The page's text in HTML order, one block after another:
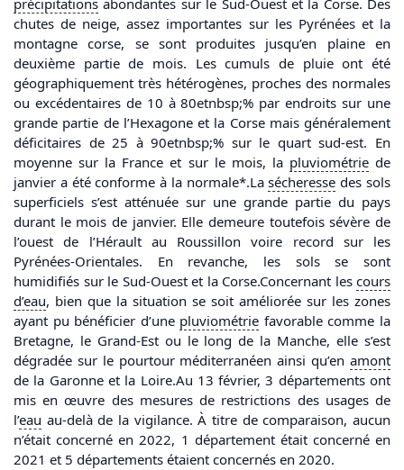
précipitations abondantes sur le Sud-Ouest et la Corse. Des
chutes de neige, assez importantes sur les Pyrénées et la
montagne corse, se sont produites jusqu’en plaine en
deuxième partie de mois. Les cumuls de pluie ont été
géographiquement très hétérogènes, proches des normales
ou excédentaires de 10 à 80etnbsp;% par endroits sur une
grande partie de l’Hexagone et la Corse mais généralement
déficitaires de 25 à 90etnbsp;% sur le quart sud-est. En
moyenne sur la France et sur le mois, la pluviométriede
janvier a été conforme à la normale*.Lasécheresse des sols
superficiels s’est atténuée sur une grande partie du pays
durant le mois de janvier. Elle demeure toutefois sévère de
l’ouest de l’Hérault au Roussillon voire record sur les
Pyrénées-Orientales. En revanche, les sols se sont
humidifiés sur le Sud-Ouest et la Corse.Concernant les cours
d’eau, bien que la situation se soit améliorée sur les zones
ayant pu bénéficier d’une pluviométrie favorable comme la
Bretagne, le Grand-Est ou le long de la Manche, elle s’est
dégradée sur le pourtour méditerranéen ainsi qu’en amont
de la Garonne et la Loire.Au 13 février, 3 départements ont
mis en œuvre des mesures de restrictions des usages de
l’eau au-delà de la vigilance. À titre de comparaison, aucun
n’était concerné en 2022, 1 département était concerné en
2021 et 5 départements étaient concernés en 2020.